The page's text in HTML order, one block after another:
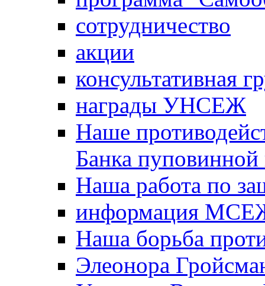
сотрудничество
акции
консультативная
награды УНСЕЖ
Наше
Банка
Наша работа по
информация
Наша борьба
Элеонора